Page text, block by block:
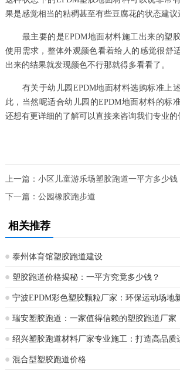
果是感觉相当的粘稠甚至有些豆腐花的状态建议
最主要的是EPDM地面材料施工出来的塑
使用需求，整体外观颜色看着给人的感觉很舒
出来的结果就发现颜色不行那就得多看看了。
有关于幼儿园EPDM地面材料选购标准上述
此，当然呢适合幼儿园的EPDM地面材料的标
还想有更详细的了解可以直接来咨询我们专业的
上一篇： 小区儿童游乐场塑胶跑道一平方多少钱
下一篇： 公园橡胶跑步道
相关推荐
泰州体育馆塑胶跑道建设
塑胶跑道价格揭秘：一平方究竟多少钱？
宁波EPDM彩色塑胶颗粒厂家：环保运动场地
瑞安塑胶跑道：一家值得信赖的塑胶跑道厂家
绍兴塑胶跑道材料厂家专业施工：打造高品质
混合型塑胶跑道价格